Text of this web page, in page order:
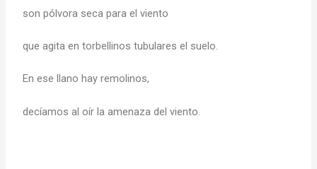
son pólvora seca para el viento
que agita en torbellinos tubulares el suelo.
En ese llano hay remolinos,
decíamos al oír la amenaza del viento.